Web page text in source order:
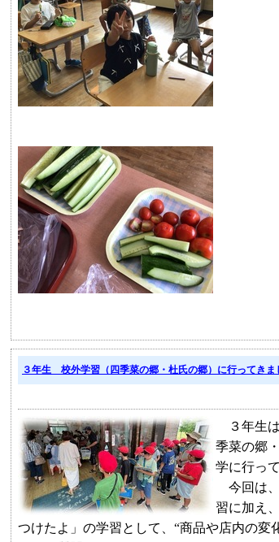
３年生 校外学習（四季菜の郷・杜氏の郷）に行ってきま
３年生
季菜の郷
学に行っ
今回は
習に加え
つけたよ」の学習として、“商品や店内の変